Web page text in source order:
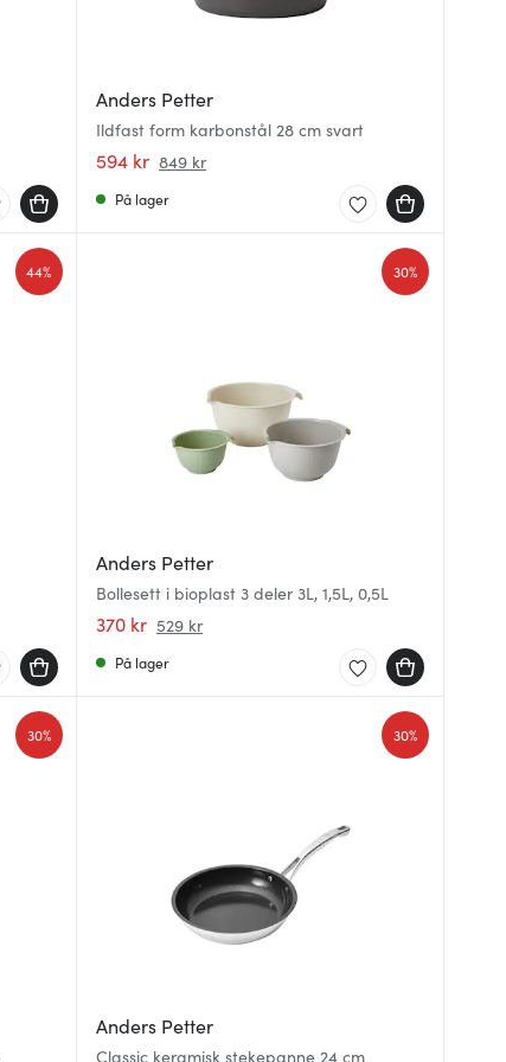
Anders Petter
Ildfast form karbonstål 28 cm svart
594 kr 849 kr
På lager
44%
Anders Petter
Bollesett i bioplast 3 deler 3L, 1,5L, 0,5L
370 kr 529 kr
30%
På lager
30%
Anders Petter
Classic keramisk stekepanne 24 cm
30%